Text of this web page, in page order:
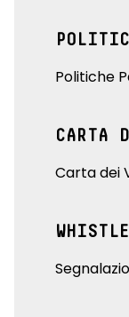
Politiche
CARTA
Carta dei